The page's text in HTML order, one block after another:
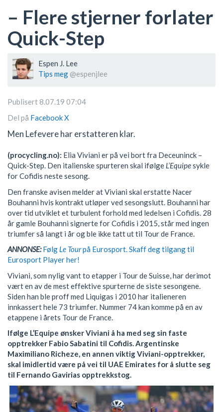
– Flere stjerner forlater
Quick-Step
Espen J. Lee
Tips meg @espenjlee
Publisert 8.07.19 07:04
Del på FacebookX
Men Lefevere har erstatteren klar.
(procycling.no): Elia Viviani er på vei bort fra Deceuninck –
Quick-Step. Den italienske spurteren skal ifølge L’Equipesykle
for Cofidis neste sesong.
Den franske avisen melder at Viviani skal erstatte Nacer
Bouhanni hvis kontrakt utløper ved sesongslutt. Bouhanni har
over tid utviklet et turbulent forhold med ledelsen i Cofidis. 28
år gamle Bouhanni signerte for Cofidis i 2015, står med ingen
triumfer så langt i år og ble ikke tatt ut til Tour de France.
ANNONSE: Følg Le Tourpå Eurosport. Skaff deg tilgang til
Eurosport Player her!
Viviani, som nylig vant to etapper i Tour de Suisse, har derimot
vært en av de mest effektive spurterne de siste sesongene.
Siden han ble proff med Liquigas i 2010 har italieneren
innkassert hele 73 triumfer. Nummer 74 kan komme på en av
etappene i årets Tour de France.
Ifølge L’Equipe ønsker Viviani å ha med seg sin faste
opptrekker Fabio Sabatini til Cofidis. Argentinske
Maximiliano Richeze, en annen viktig Viviani-opptrekker,
skal imidlertid være på vei til UAE Emirates for å slutte seg
til Fernando Gavirias opptrekkstog.